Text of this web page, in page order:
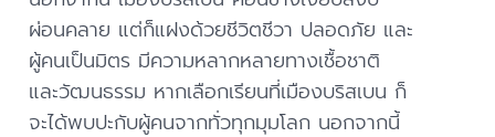
ผ่อนคลาย แต่ก็แฝงด้วยชีวิตชีวา ปลอดภัย และ
ผู้คนเป็นมิตร มีความหลากหลายทางเชื้อชาติ
และวัฒนธรรม หากเลือกเรียนที่เมืองบริสเบน ก็
จะได้พบปะกับผู้คนจากทั่วทุกมุมโลก นอกจากนี้